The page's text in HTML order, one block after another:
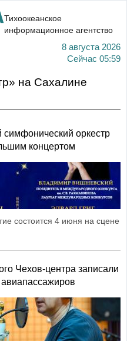
Тихоокеанское
информационное агентство
8 августа 2026
Сейчас 05:59
на Сахалине
оркестр
концертом
состоится 4 июня на сцене
Чехов-центра записали